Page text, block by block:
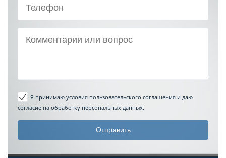
Я принимаю условия пользовательского соглашения и даю
согласие на обработку персональных данных.